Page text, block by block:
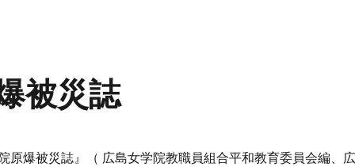
被災誌
爆被災誌』（ 広島女学院教職員組合平和教育委員会編、広